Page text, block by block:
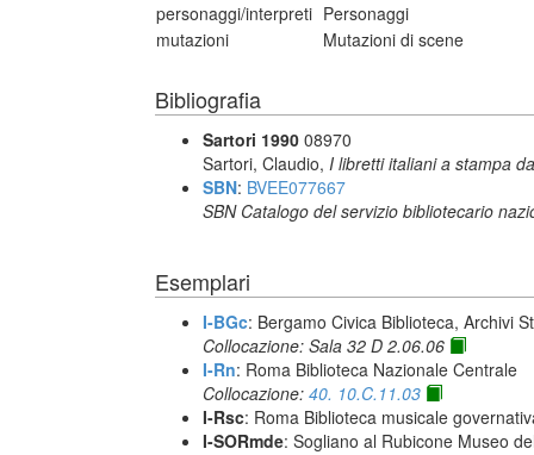
personaggi/interpreti Personaggi
mutazioni
Mutazioni di scene
Bibliografia
Sartori 1990 08970
Sartori, Claudio, I libretti italiani a stampa
SBN: BVEE077667
SBN Catalogo del servizio bibliotecario
Esemplari
I-BGc: Bergamo Civica Biblioteca, Archivi
Collocazione: Sala 32 D 2.06.06
I-Rn: Roma Biblioteca Nazionale Centrale
Collocazione: 40. 10.C.11.03
I-Rsc: Roma Biblioteca musicale
I-SORmde: Sogliano al Rubicone Museo